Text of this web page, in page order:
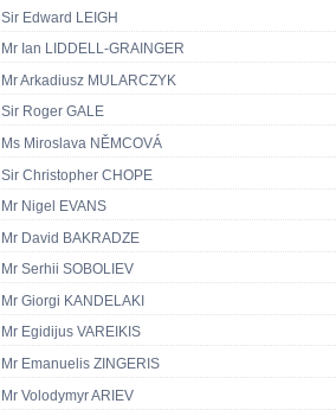
Sir Edward LEIGH
Mr Ian LIDDELL-GRAINGER
Mr Arkadiusz MULARCZYK
Sir Roger GALE
Ms Miroslava NĚMCOVÁ
Sir Christopher CHOPE
Mr Nigel EVANS
Mr David BAKRADZE
Mr Serhii SOBOLIEV
Mr Giorgi KANDELAKI
Mr Egidijus VAREIKIS
Mr Emanuelis ZINGERIS
Mr Volodymyr ARIEV